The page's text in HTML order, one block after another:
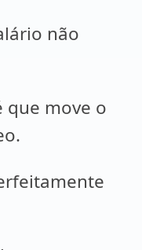
não
que move o